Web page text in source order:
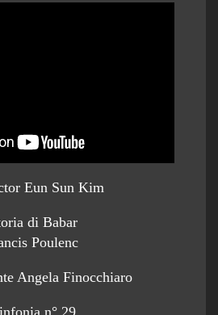
Eun Sun Kim
di Babar
Poulenc
Angela Finocchiaro